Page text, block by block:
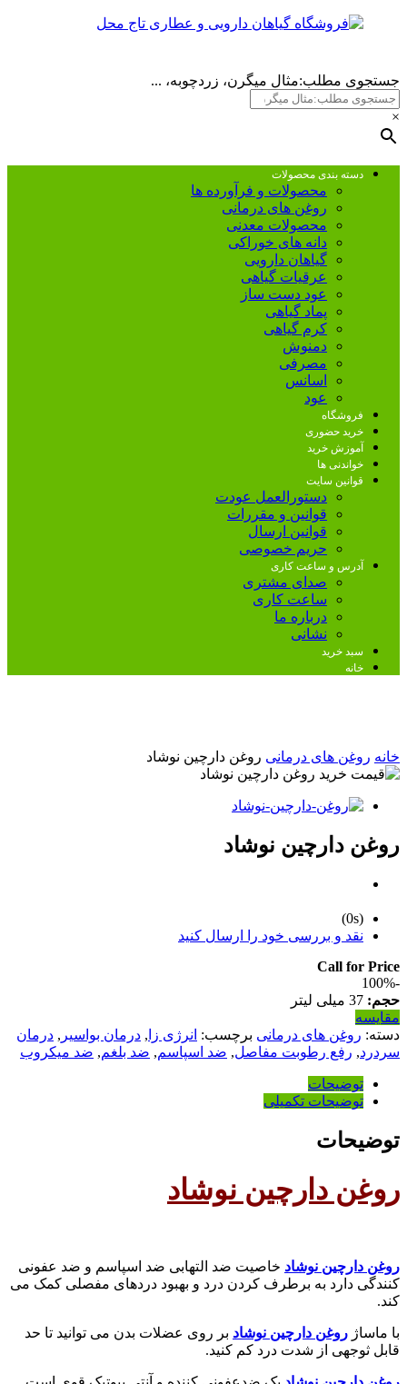
جستجوی مطلب:مثال میگرن، زردچوبه، ...
×
دسته بندی محصولات
محصولات و فرآورده ها
روغن های درمانی
محصولات معدنی
دانه های خوراکی
گیاهان دارویی
عرقیات گیاهی
عود دست ساز
پماد گیاهی
کرم گیاهی
دمنوش
مصرفی
اسانس
عود
فروشگاه
خرید حضوری
آموزش خرید
خواندنی ها
قوانین سایت
دستورالعمل عودت
قوانین و مقررات
قوانین ارسال
حریم خصوصی
آدرس و ساعت کاری
صدای مشتری
ساعت کاری
درباره ما
نشانی
سبد خرید
خانه
خانه روغن های درمانی روغن دارچین نوشاد
روغن دارچین نوشاد
(0s)
نقد و بررسی خود را ارسال کنید
Call for Price
-100%
حجم:
مقایسه
دسته: روغن های درمانی برچسب: انرژی زا , درمان بواسیر , درمان
سردرد, رفع رطوبت مفاصل, ضد اسپاسم, ضد بلغم, ضد میکروب
توضیحات
توضیحات تکمیلی
توضیحات
روغن دارچین نوشاد
روغن دارچین نوشاد خاصیت ضد التهابی ضد اسپاسم و ضد عفونی
کنندگی دارد به برطرف کردن درد و بهبود دردهای مفصلی کمک می
کند.
با ماساژ روغن دارچین نوشاد بر روی عضلات بدن می توانید تا حد
قابل ثوجهی از شدت درد کم کنید.